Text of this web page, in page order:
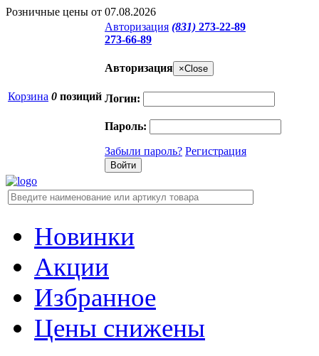
Розничные цены от 07.08.2026
Корзина 0 позиций
Авторизация (831) 273-22-89
273-66-89
Авторизация ×Close
Логин:
Пароль:
Забыли пароль? Регистрация
Новинки
Акции
Избранное
Цены снижены